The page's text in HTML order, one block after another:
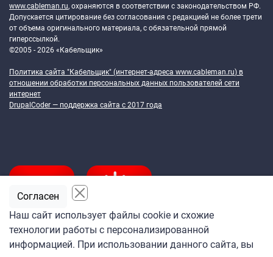
www.cableman.ru, охраняются в соответствии с законодательством РФ.
Допускается цитирование без согласования с редакцией не более трети
от объема оригинального материала, с обязательной прямой
гиперссылкой.
©2005 - 2026 «Кабельщик»
Политика сайта "Кабельщик" (интернет-адреса www.cableman.ru) в
отношении обработки персональных данных пользователей сети
интернет
DrupalCoder — поддержка сайта c 2017 года
Подпишитесь
Наш сайт использует файлы cookie и схожие
технологии работы с персонализированной
информацией. При использовании данного сайта, вы
Согласен